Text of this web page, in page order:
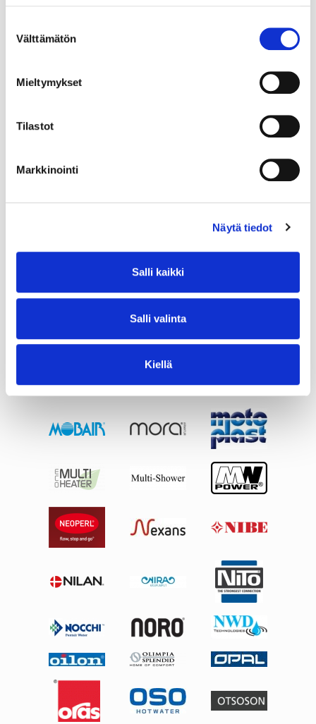
valinta
Välttämätön
Mieltymykset
Tilastot
Markkinointi
Näytä tiedot
Salli kaikki
Salli valinta
Kiellä